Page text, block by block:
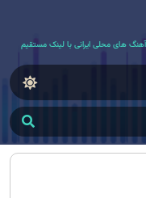
های محلی ایرانی با لینک مستقیم